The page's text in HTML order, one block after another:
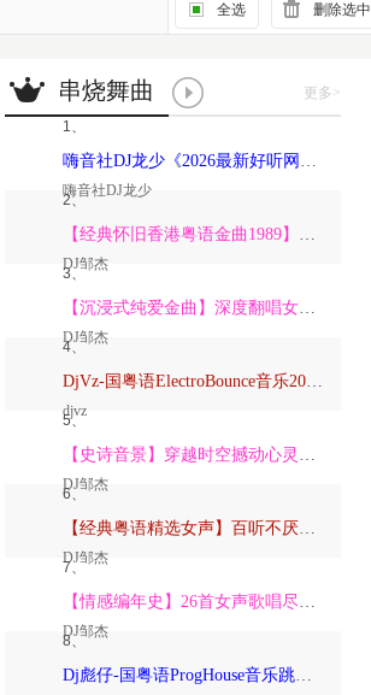
全选 删除选中
串烧舞曲 更多>
1、
嗨音社DJ龙少《2026最新好听网络伤感歌曲推荐·深爱过的人一生惦记》
嗨音社DJ龙少
2、
【经典怀旧香港粤语金曲1989】高潮版【DJ邹杰】
DJ邹杰
3、
【沉浸式纯爱金曲】深度翻唱女声版【DJ邹杰】_
DJ邹杰
4、
DjVz-国粤语ElectroBounce音乐2026讲不出再见怀旧版蹦迪跳舞大碟
djvz
5、
【史诗音景】穿越时空撼动心灵的管弦乐【DJ邹杰】
DJ邹杰
6、
【经典粤语精选女声】百听不厌深度翻唱版【DJ邹杰】_
DJ邹杰
7、
【情感编年史】26首女声歌唱尽从暗恋到放下的全部【DJ邹杰】
DJ邹杰
8、
Dj彪仔-国粤语ProgHouse音乐跳舞街vs心要让你听见串烧Vol.39